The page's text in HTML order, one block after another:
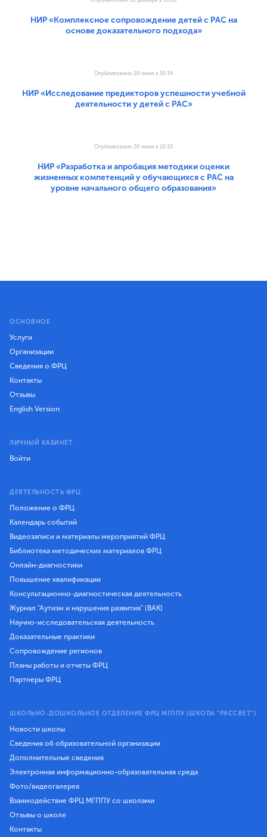
НИР «Комплексное сопровождение детей с РАС на
основе доказательного подхода»
Опубликовано 20 июня в 10:34
НИР «Исследование предикторов успешности учебной
деятельности у детей с РАС»
Опубликовано 20 июня в 10:33
НИР «Разработка и апробация методики оценки
жизненных компетенций у обучающихся с РАС на
уровне начального общего образования»
ОСНОВНОЕ
Услуги
Организации
Сведения о ФРЦ
Контакты
Отзывы
English Version
ЛИЧНЫЙ КАБИНЕТ
Войти
ДЕЯТЕЛЬНОСТЬ ФРЦ
Положение о ФРЦ
Календарь событий
Видеозаписи и материалы мероприятий ФРЦ
Библиотека методических материалов ФРЦ
Онлайн-диагностики
Повышение квалификации
Консультационно-диагностическая деятельность
Журнал "Аутизм и нарушения развития" (ВАК)
Научно-исследовательская деятельность
Доказательные практики
Сопровождение регионов
Планы работы и отчеты ФРЦ
Партнеры ФРЦ
ШКОЛЬНО-ДОШКОЛЬНОЕ ОТДЕЛЕНИЕ ФРЦ МГППУ (ШКОЛА "РАССВЕТ")
Новости школы
Сведения об образовательной организации
Дополнительные сведения
Электронная информационно-образовательная среда
Фото/видеогалерея
Взаимодействие ФРЦ МГППУ со школами
Отзывы о школе
Контакты